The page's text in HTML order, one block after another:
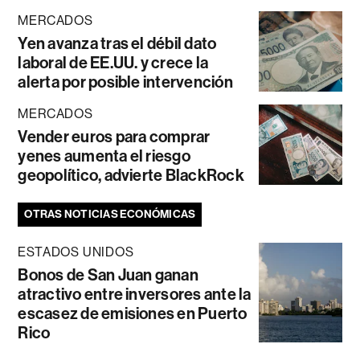
MERCADOS
Yen avanza tras el débil dato
laboral de EE.UU. y crece la
alerta por posible intervención
MERCADOS
Vender euros para comprar
yenes aumenta el riesgo
geopolítico, advierte BlackRock
OTRAS NOTICIAS ECONÓMICAS
ESTADOS UNIDOS
Bonos de San Juan ganan
atractivo entre inversores ante la
escasez de emisiones en Puerto
Rico